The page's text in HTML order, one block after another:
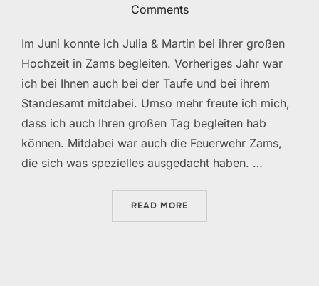
on
Comments
Im Juni konnte ich Julia & Martin bei ihrer großen
Hochzeit in Zams begleiten. Vorheriges Jahr war
ich bei Ihnen auch bei der Taufe und bei ihrem
Standesamt mitdabei. Umso mehr freute ich mich,
dass ich auch Ihren großen Tag begleiten hab
können. Mitdabei war auch die Feuerwehr Zams,
die sich was spezielles ausgedacht haben. …
READ MORE